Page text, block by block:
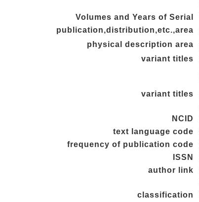
Volumes and Years of Serial
publication,distribution,etc.,area
physical description area
variant titles
variant titles
NCID
text language code
frequency of publication code
ISSN
author link
classification